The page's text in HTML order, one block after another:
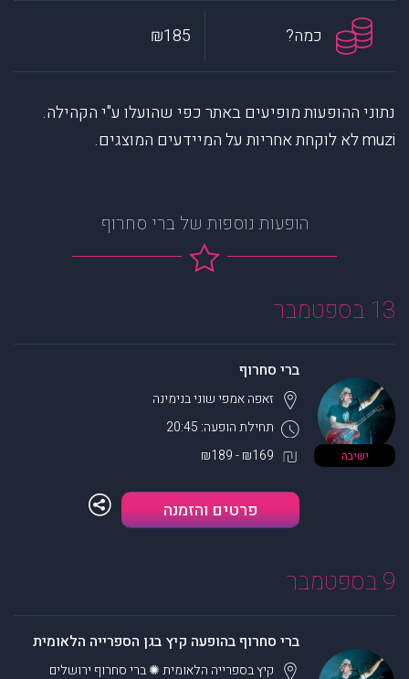
כמה? ₪185
נתוני ההופעות מופיעים באתר כפי שהועלו ע"י הקהילה.
muzi לא לוקחת אחריות על המיידעים המוצגים.
הופעות נוספות של ברי סחרוף
13 בספטמבר
ישיבה
ברי סחרוף
תחילת הופעה: 20:45
זאפה אמפי שוניבנימינה
₪169 - ₪189
פרטים והזמנה
9 בספטמבר
ברי סחרוף בהופעה קיץ בגן הספרייה הלאומית
קיץ בספרייה הלאומית ✺ ברי סחרוףירושלים